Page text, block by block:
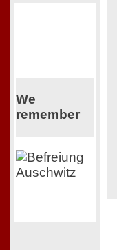
We
remember